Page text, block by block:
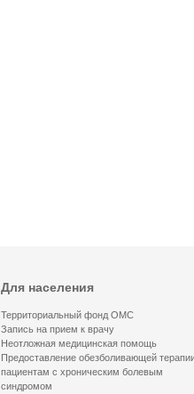
Для населения
Территориальный фонд ОМС
Запись на прием к врачу
Неотложная медицинская помощь
Предоставление обезболивающей
пациентам с хроническим болевым
синдромом